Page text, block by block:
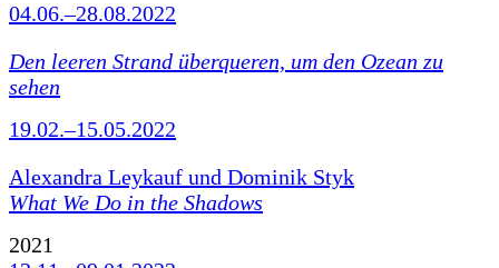
04.06.–28.08.2022
Den leeren Strand überqueren, um den Ozean zu
sehen
19.02.–15.05.2022
Alexandra Leykauf und Dominik Styk
What We Do in the Shadows
2021